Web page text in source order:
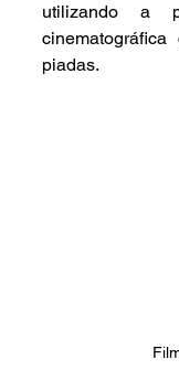
utilizando a
piadas.